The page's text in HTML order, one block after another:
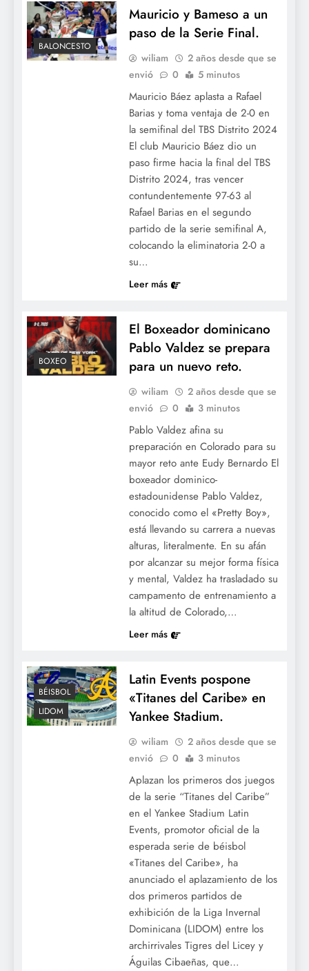
BALONCESTO
Mauricio y Bameso a un
paso de la Serie Final.
wiliam
2 años desde que se
envió
0 5 minutos
Mauricio Báez aplasta a Rafael
Barias y toma ventaja de 2-0 en
la semifinal del TBS Distrito 2024
El club Mauricio Báez dio un
paso firme hacia la final del TBS
Distrito 2024, tras vencer
contundentemente 97-63 al
Rafael Barias en el segundo
partido de la serie semifinal A,
colocando la eliminatoria 2-0 a
su…
Leer más
BOXEO
El Boxeador dominicano
Pablo Valdez se prepara
para un nuevo reto.
wiliam
2 años desde que se
envió
0 3 minutos
Pablo Valdez afina su
preparación en Colorado para su
mayor reto ante Eudy Bernardo El
boxeador dominico-
estadounidense Pablo Valdez,
conocido como el «Pretty Boy»,
está llevando su carrera a nuevas
alturas, literalmente. En su afán
por alcanzar su mejor forma física
y mental, Valdez ha trasladado su
campamento de entrenamiento a
la altitud de Colorado,…
Leer más
BÉISBOL
LIDOM
Latin Events pospone
«Titanes del Caribe» en
Yankee Stadium.
wiliam
2 años desde que se
envió
0 3 minutos
Aplazan los primeros dos juegos
de la serie “Titanes del Caribe”
en el Yankee Stadium Latin
Events, promotor oficial de la
esperada serie de béisbol
«Titanes del Caribe», ha
anunciado el aplazamiento de los
dos primeros partidos de
exhibición de la Liga Invernal
Dominicana (LIDOM) entre los
archirrivales Tigres del Licey y
Águilas Cibaeñas, que…